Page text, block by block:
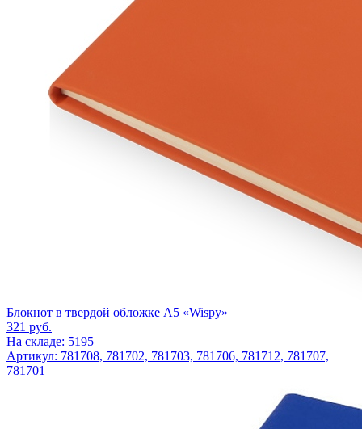
Блокнот в твердой обложке А5 «Wispy»
321 руб.
На складе: 5195
Артикул: 781708, 781702, 781703, 781706, 781712, 781707,
781701